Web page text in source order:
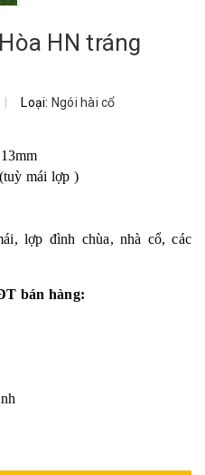
HN tráng
Loại: Ngói hài cổ
mái lợp )
lợp đình chùa, nhà cổ, các
bán hàng: